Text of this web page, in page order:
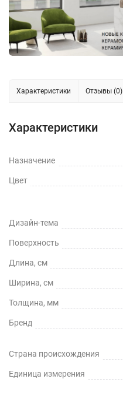
Характеристики Отзывы (0)
Характеристики
Назначение
Цвет
Дизайн-тема
Поверхность
Длина, см
Ширина, см
Толщина, мм
Бренд
Страна происхождения
Единица измерения